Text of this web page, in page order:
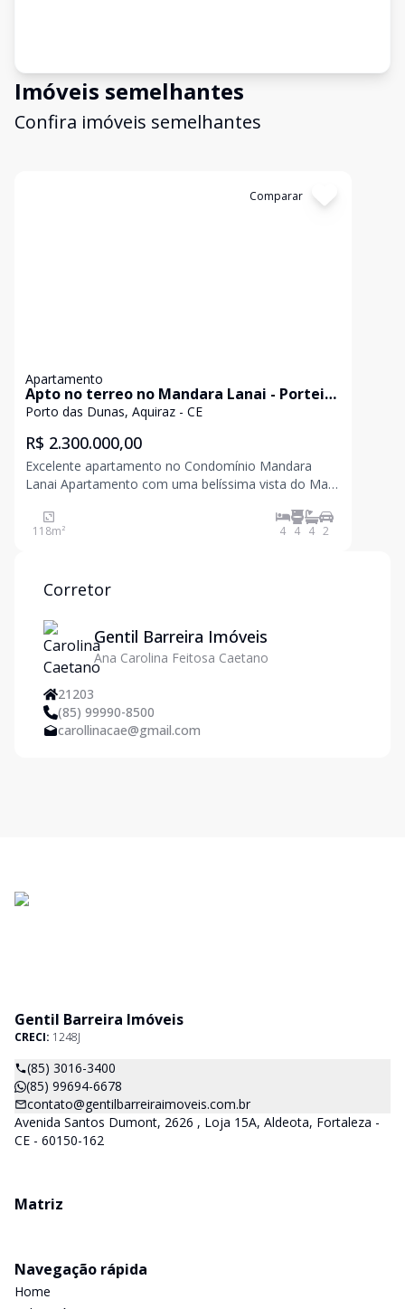
Imóveis semelhantes
Confira imóveis semelhantes
Comparar
Apartamento
Apto no terreo no Mandara Lanai - Porteira
semifechada
Porto das Dunas, Aquiraz - CE
R$ 2.300.000,00
Excelente apartamento no Condomínio Mandara
Lanai Apartamento com uma belíssima vista do Mar.
sofisticada, com uma série de comodidades e um
ambiente natural deslumbrante. Apartamento com
118m² 4 4 4 2
Corretor
Gentil Barreira Imóveis
Ana Carolina Feitosa Caetano
21203
(85) 99990-8500
carollinacae@gmail.com
Gentil Barreira Imóveis
CRECI: 1248J
(85) 3016-3400
(85) 99694-6678
contato@gentilbarreiraimoveis.com.br
Avenida Santos Dumont, 2626 , Loja 15A, Aldeota, Fortaleza -
CE - 60150-162
Matriz
Navegação rápida
Home